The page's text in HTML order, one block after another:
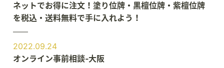
ネットでお得に注文！塗り位牌・黒檀位牌・紫檀位牌
を税込・送料無料で手に入れよう！
2022.09.24
オンライン事前相談‐大阪